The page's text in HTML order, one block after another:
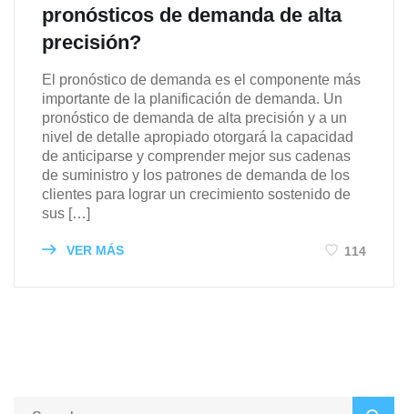
pronósticos de demanda de alta
precisión?
El pronóstico de demanda es el componente más
importante de la planificación de demanda. Un
pronóstico de demanda de alta precisión y a un
nivel de detalle apropiado otorgará la capacidad
de anticiparse y comprender mejor sus cadenas
de suministro y los patrones de demanda de los
clientes para lograr un crecimiento sostenido de
sus […]
VER MÁS 114